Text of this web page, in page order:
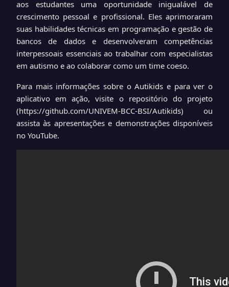
aos estudantes uma oportunidade inigualável de
crescimento pessoal e profissional. Eles aprimoraram
suas habilidades técnicas em programação e gestão de
bancos de dados e desenvolveram competências
interpessoais essenciais ao trabalhar com especialistas
em autismo e ao colaborar como um time coeso.
Para mais informações sobre o Autikids e para ver o
aplicativo em ação, visite o repositório do projeto
(https://github.com/UNIVEM-BCC-BSI/Autikids) ou
assista às apresentações e demonstrações disponíveis
no YouTube.